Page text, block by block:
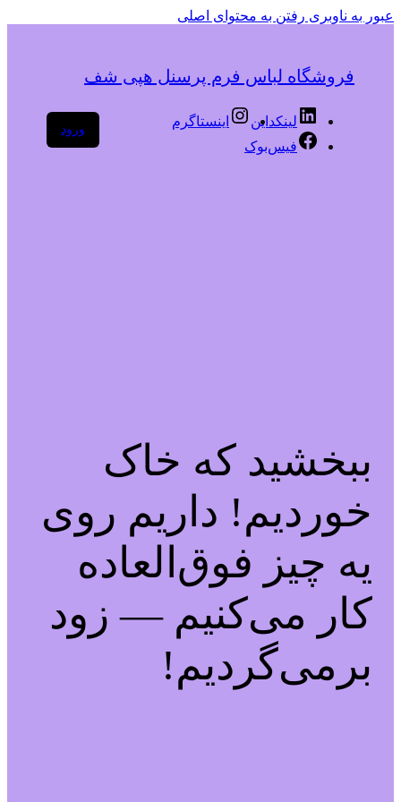
عبور به ناوبری رفتن به محتوای اصلی
فروشگاه لباس فرم پرسنل هپی شف
لینکداین
اینستاگرم
فیس‌بوک
ورود
ببخشید که خاک
خوردیم! داریم روی
یه چیز فوق‌العاده
کار می‌کنیم — زود
برمی‌گردیم!